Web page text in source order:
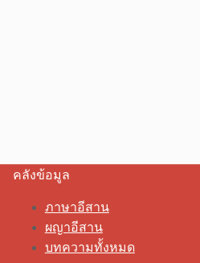
คลังข้อมูล
ภาษาอีสาน
ผญาอีสาน
บทความทั้งหมด